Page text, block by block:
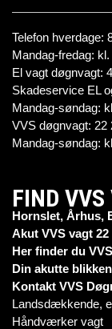
Telefon hverdage:
Mandag-fredag:
El vagt døgnvagt:
Skadeservice EL
Mandag-søndag:
VVS døgnvagt: 22
Mandag-søndag:
FIND VVS
Hornslet, Århus,
Akut VVS vagt 22
Her finder du
Din akutte
Kontakt VVS
Landsdækkende,
Håndværker vagt